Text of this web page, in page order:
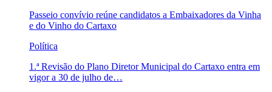
Passeio convívio reúne candidatos a Embaixadores da Vinha
e do Vinho do Cartaxo
Política
1.ª Revisão do Plano Diretor Municipal do Cartaxo entra em
vigor a 30 de julho de…